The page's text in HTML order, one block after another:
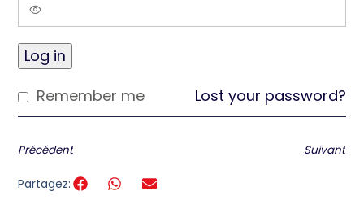
Log in
Lost your password?
Remember me
Précédent Suivant
Partagez: